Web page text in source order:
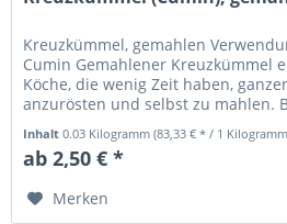
Kreuzkümmel, gemahlen
Cumin Gemahlener Kreuzkümmel
Köche, die wenig Zeit haben,
anzurösten und selbst zu mahlen.
Inhalt0.03 Kilogramm(83,33 € * / 1
ab 2,50 € *
Merken